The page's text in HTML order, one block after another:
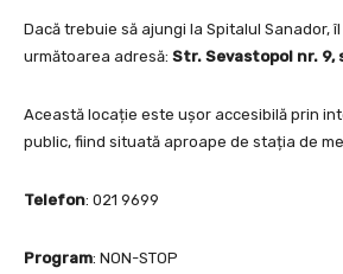
Dacă trebuie să ajungi la Spitalul Sanador,
următoarea adresă: Str. Sevastopol nr. 9,
Această locație este ușor accesibilă prin
public, fiind situată aproape de stația de
Telefon: 021 9699
Program: NON-STOP